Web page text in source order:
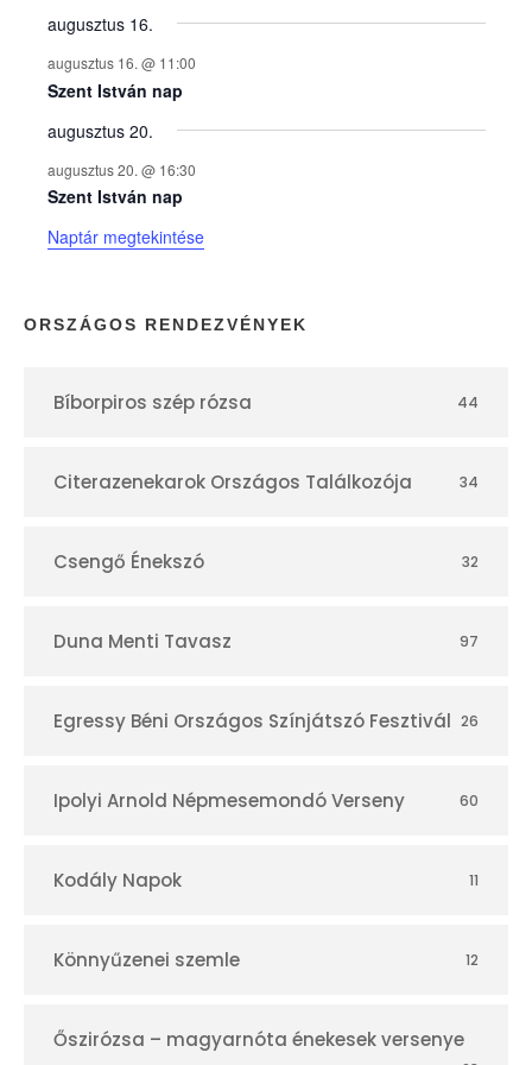
y
e
k
n
a
p
r
augusztus 16.
augusztus 16. @ 11:00
Szent István nap
augusztus 20.
augusztus 20. @ 16:30
Szent István nap
Naptár megtekintése
ORSZÁGOS RENDEZVÉNYEK
Bíborpiros szép rózsa 44
Citerazenekarok Országos Találkozója 34
Csengő Énekszó 32
Duna Menti Tavasz 97
Egressy Béni Országos Színjátszó Fesztivál 26
Ipolyi Arnold Népmesemondó Verseny 60
Kodály Napok 11
Könnyűzenei szemle 12
Őszirózsa – magyarnóta énekesek versenye